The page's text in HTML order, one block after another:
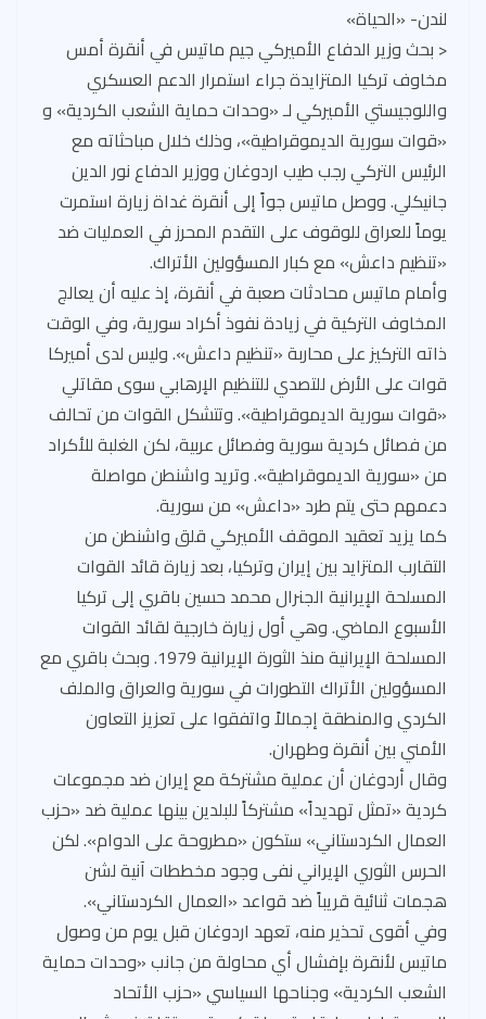
لندن- «الحياة»
< بحث وزير الدفاع الأميركي جيم ماتيس في أنقرة أمس
مخاوف تركيا المتزايدة جراء استمرار الدعم العسكري
واللوجيستي الأميركي لـ «وحدات حماية الشعب الكردية» و
«قوات سورية الديموقراطية»، وذلك خلال مباحثاته مع
الرئيس التركي رجب طيب اردوغان ووزير الدفاع نور الدين
جانيكلي. ووصل ماتيس جواً إلى أنقرة غداة زيارة استمرت
يوماً للعراق للوقوف على التقدم المحرز في العمليات ضد
«تنظيم داعش» مع كبار المسؤولين الأتراك.
وأمام ماتيس محادثات صعبة في أنقرة، إذ عليه أن يعالج
المخاوف التركية في زيادة نفوذ أكراد سورية، وفي الوقت
ذاته التركيز على محاربة «تنظيم داعش». وليس لدى أميركا
قوات على الأرض للتصدي للتنظيم الإرهابي سوى مقاتلي
«قوات سورية الديموقراطية». وتتشكل القوات من تحالف
من فصائل كردية سورية وفصائل عربية، لكن الغلبة للأكراد
من «سورية الديموقراطية». وتريد واشنطن مواصلة
دعمهم حتى يتم طرد «داعش» من سورية.
كما يزيد تعقيد الموقف الأميركي قلق واشنطن من
التقارب المتزايد بين إيران وتركيا، بعد زيارة قائد القوات
المسلحة الإيرانية الجنرال محمد حسين باقري إلى تركيا
الأسبوع الماضي. وهي أول زيارة خارجية لقائد القوات
المسلحة الإيرانية منذ الثورة الإيرانية 1979. وبحث باقري مع
المسؤولين الأتراك التطورات في سورية والعراق والملف
الكردي والمنطقة إجمالاً واتفقوا على تعزيز التعاون
الأمني بين أنقرة وطهران.
وقال أردوغان أن عملية مشتركة مع إيران ضد مجموعات
كردية «تمثل تهديداً» مشتركاً للبلدين بينها عملية ضد «حزب
العمال الكردستاني» ستكون «مطروحة على الدوام». لكن
الحرس الثوري الإيراني نفى وجود مخططات آنية لشن
هجمات ثنائية قريباً ضد قواعد «العمال الكردستاني».
وفي أقوى تحذير منه، تعهد اردوغان قبل يوم من وصول
ماتيس لأنقرة بإفشال أي محاولة من جانب «وحدات حماية
الشعب الكردية» وجناحها السياسي «حزب الأتحاد